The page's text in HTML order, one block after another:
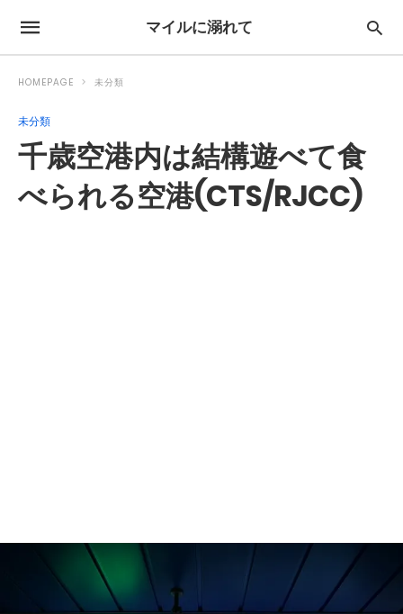
マイルに溺れて
HOMEPAGE 未分類
未分類
千歳空港内は結構遊べて食
べられる空港(CTS/RJCC)